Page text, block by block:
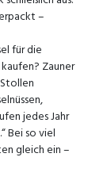
–
für die
Zauner
jedes Jahr
Bei so viel
gleich ein –